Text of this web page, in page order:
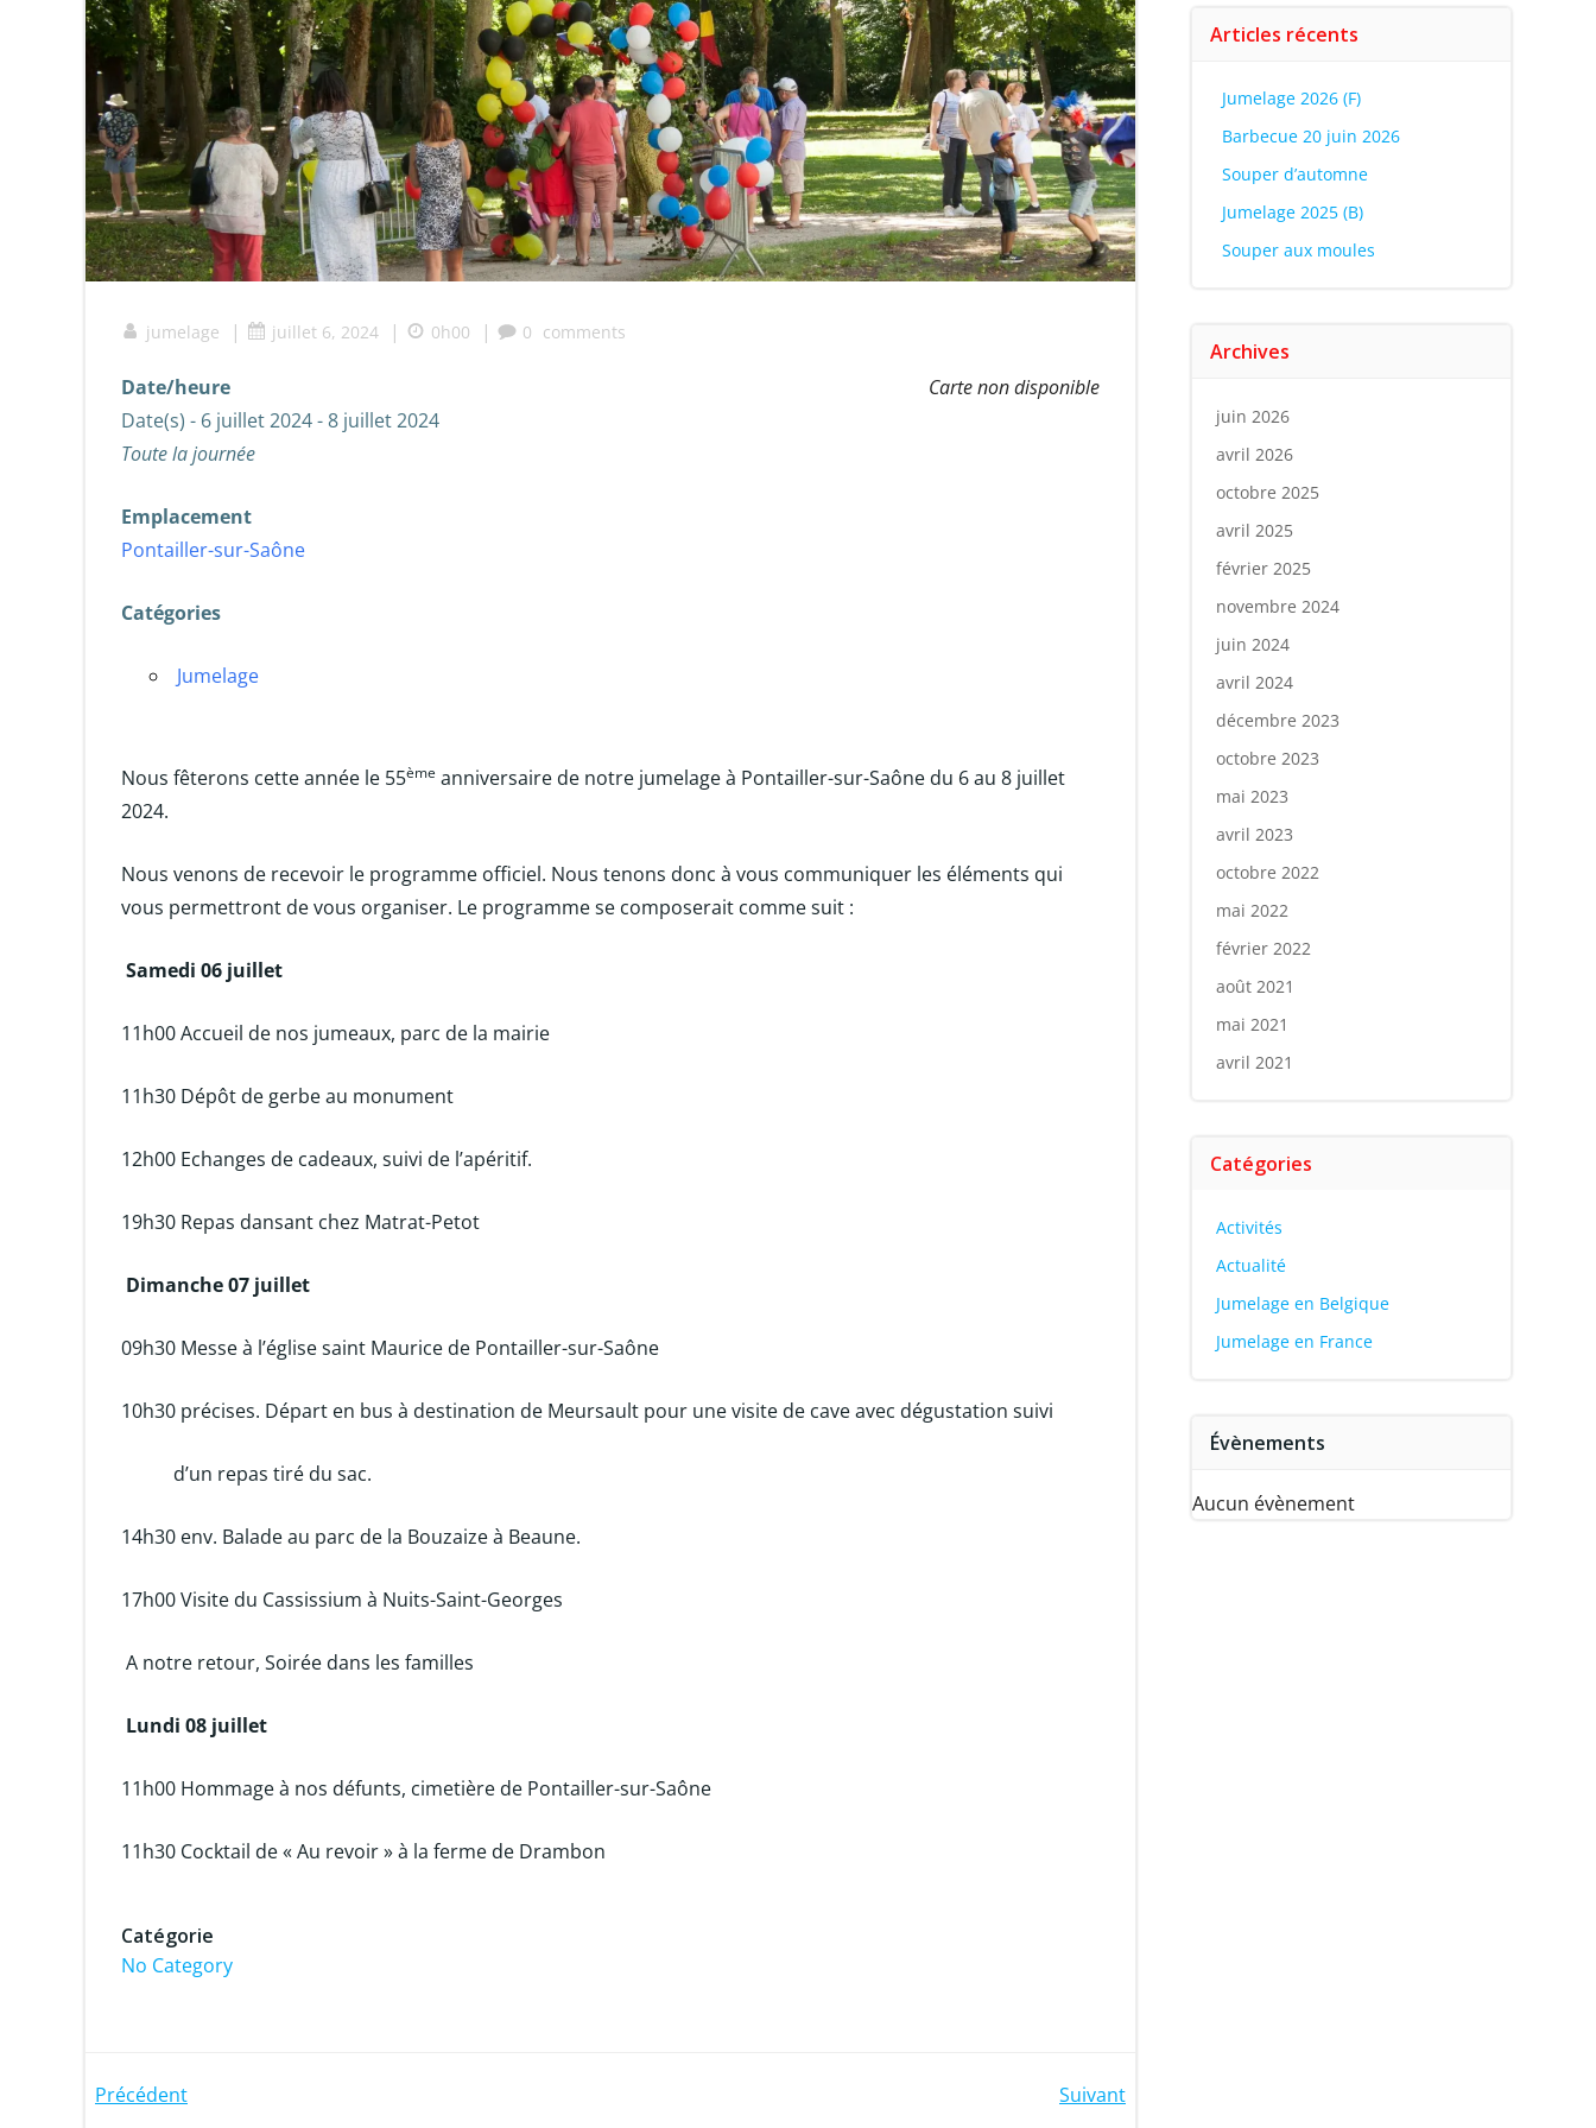
jumelage | juillet 6, 2024 | 0h00 | 0 comments
Carte non disponible
Date/heure
Date(s) - 6 juillet 2024 - 8 juillet 2024
Toute la journée
Emplacement
Pontailler-sur-Saône
Catégories
Jumelage
Nous fêterons cette année le 55ème anniversaire de notre jumelage à Pontailler-sur-Saône du 6 au 8 juillet
2024.
Nous venons de recevoir le programme officiel. Nous tenons donc à vous communiquer les éléments qui
vous permettront de vous organiser. Le programme se composerait comme suit :
Samedi 06 juillet
11h00 Accueil de nos jumeaux, parc de la mairie
11h30 Dépôt de gerbe au monument
12h00 Echanges de cadeaux, suivi de l’apéritif.
19h30 Repas dansant chez Matrat-Petot
Dimanche 07 juillet
09h30 Messe à l’église saint Maurice de Pontailler-sur-Saône
10h30 précises. Départ en bus à destination de Meursault pour une visite de cave avec dégustation suivi
d’un repas tiré du sac.
14h30 env. Balade au parc de la Bouzaize à Beaune.
17h00 Visite du Cassissium à Nuits-Saint-Georges
A notre retour, Soirée dans les familles
Lundi 08 juillet
11h00 Hommage à nos défunts, cimetière de Pontailler-sur-Saône
11h30 Cocktail de « Au revoir » à la ferme de Drambon
Catégorie
No Category
Post
Précédent Suivant
Articles récents
Jumelage 2026 (F)
Barbecue 20 juin 2026
Souper d’automne
Jumelage 2025 (B)
Souper aux moules
Archives
juin 2026
avril 2026
octobre 2025
avril 2025
février 2025
novembre 2024
juin 2024
avril 2024
décembre 2023
octobre 2023
mai 2023
avril 2023
octobre 2022
mai 2022
février 2022
août 2021
mai 2021
avril 2021
Catégories
Activités
Actualité
Jumelage en Belgique
Jumelage en France
Évènements
Aucun évènement